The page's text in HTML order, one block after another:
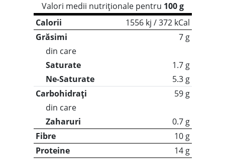
Valori medii nutriționale pentru 100 g
Calorii
1556 kj / 372 kCal
Grăsimi
7 g
din care
Saturate
1.7 g
Ne-Saturate
5.3 g
Carbohidrați
59 g
din care
Zaharuri
0.7 g
Fibre
10 g
Proteine
14 g